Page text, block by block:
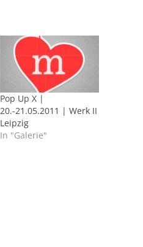
Pop Up X |
20.-21.05.2011 | Werk II
Leipzig
In "Galerie"